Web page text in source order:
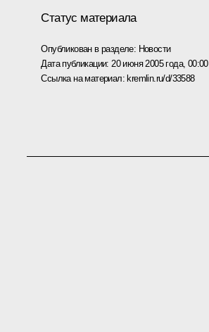
Статус материала
Опубликован в разделе: Новости
Дата публикации: 20 июня 2005 года, 00:00
Ссылка на материал:kremlin.ru/d/33588